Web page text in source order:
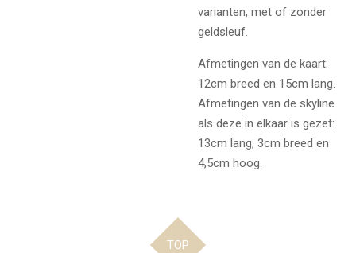
varianten, met of zonder
geldsleuf.
Afmetingen van de kaart:
12cm breed en 15cm lang.
Afmetingen van de skyline
als deze in elkaar is gezet:
13cm lang, 3cm breed en
4,5cm hoog.
TOP